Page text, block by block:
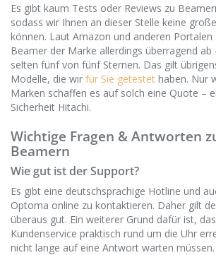
Es gibt kaum Tests oder Reviews zu
sodass wir Ihnen an dieser Stelle keine
können. Laut Amazon und anderen Portalen
Beamer der Marke allerdings überragend
selten fünf von fünf Sternen. Das gilt
Modelle, die wir für Sie getestet haben. Nur
Marken schaffen es auf solch eine Quote –
Sicherheit Hitachi.
Wichtige Fragen & Antworten
Beamern
Wie gut ist der Support?
Es gibt eine deutschsprachige Hotline und
Optoma online zu kontaktieren. Daher gilt
überaus gut. Ein weiterer Grund dafür ist,
Kundenservice praktisch rund um die Uhr
nicht lange auf eine Antwort warten müssen.